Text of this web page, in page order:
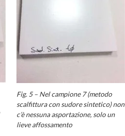
Fig. 5 – Nel campione 7 (metodo
scalfittura con sudore sintetico) non
c’è nessuna asportazione, solo un
lieve affossamento